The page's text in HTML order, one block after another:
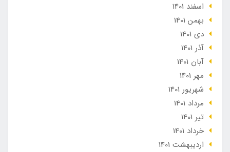
اسفند 1401
بهمن 1401
دی 1401
آذر 1401
آبان 1401
مهر 1401
شهریور 1401
مرداد 1401
تير 1401
خرداد 1401
ارديبهشت 1401